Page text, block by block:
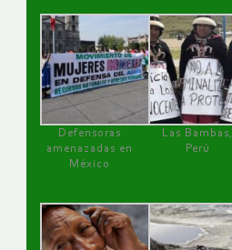
Defensoras
amenazadas en
México
Las Bambas,
Perú